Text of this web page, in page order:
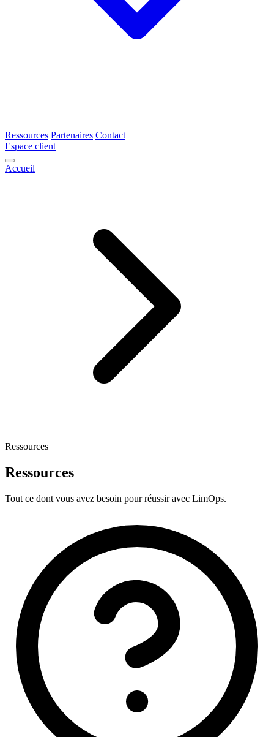
Ressources Partenaires Contact
Espace client
Accueil
Ressources
Ressources
Tout ce dont vous avez besoin pour réussir avec LimOps.